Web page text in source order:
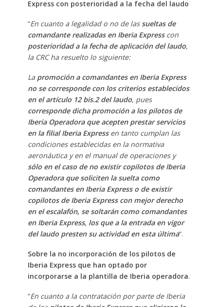
Express con posterioridad a la fecha del laudo
“En cuanto a legalidad o no de las sueltas de
comandante realizadas en Iberia Expresscon
posterioridad a la fecha de aplicación del laudo,
la CRC ha resuelto lo siguiente:
La promoción a comandantes en Iberia Express
no se corresponde con los criterios establecidos
en el artículo 12 bis.2 del laudo, pues
corresponde dicha promoción a los pilotos de
Iberia Operadora que acepten prestar servicios
en la filial Iberia Expressen tanto cumplan las
condiciones establecidas en la normativa
aeronáutica y en el manual de operaciones y
sólo en el caso de no existir copilotos de Iberia
Operadora que soliciten la suelta como
comandantes en Iberia Express o de existir
copilotos de Iberia Express con mejor derecho
en el escalafón, se soltarán como comandantes
en Iberia Express, los que a la entrada en vigor
del laudo presten su actividad en esta última“.
Sobre la no incorporación de los pilotos de
Iberia Express que han optado por
incorporarse a la plantilla de Iberia operadora.
“En cuanto a la contratación por parte de Iberia